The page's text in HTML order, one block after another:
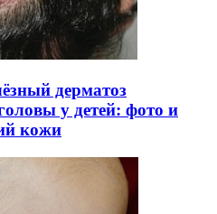
дерматоз
у детей: фото и
кожи